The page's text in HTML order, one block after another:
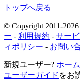
トップへ戻る
© Copyright 2011-
ー - 利用規約 - サー
ィポリシー - お問い
新規ユーザー? ホー
ユーザーガイド をお